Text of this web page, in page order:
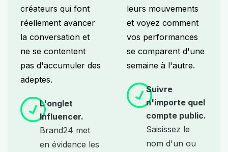
créateurs qui font
réellement avancer
la conversation et
ne se contentent
pas d'accumuler des
adeptes.
L'onglet
Influencer.
Brand24 met
en évidence les
leurs mouvements
et voyez comment
vos performances
se comparent d'une
semaine à l'autre.
Suivre
n'importe quel
compte public.
Saisissez le
nom d'un ou